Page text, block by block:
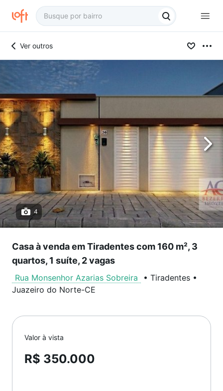
Ver outros
4
Casa à venda em Tiradentes com 160 m², 3
quartos, 1 suíte, 2 vagas
Rua Monsenhor Azarias Sobreira • Tiradentes •
Juazeiro do Norte-CE
Valor à vista
R$ 350.000